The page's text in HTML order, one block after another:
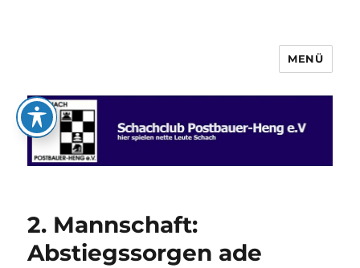
Schachclub Postbauer-Heng e.V.
MENÜ
2. Mannschaft:
Abstiegssorgen ade